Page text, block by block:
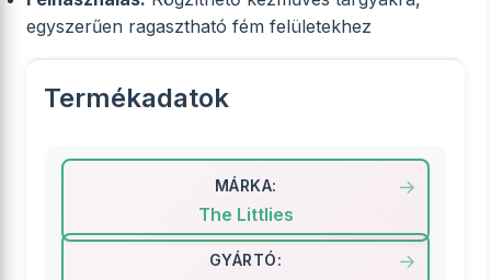
egyszerűen ragasztható fém felületekhez
Termékadatok
MÁRKA:
The Littlies
GYÁRTÓ: